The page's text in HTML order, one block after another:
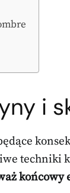
i
techniki
końcowy